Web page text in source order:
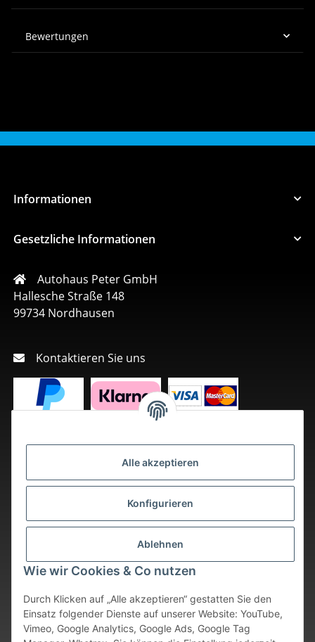
Alle akzeptieren
Konfigurieren
Ablehnen
Wie wir Cookies & Co nutzen
Durch Klicken auf „Alle akzeptieren“ gestatten Sie den
Einsatz folgender Dienste auf unserer Website: YouTube,
Vimeo, Google Analytics, Google Ads, Google Tag
Bewertungen
Informationen
Gesetzliche Informationen
Autohaus Peter GmbH
Hallesche Straße 148
99734 Nordhausen
Kontaktieren Sie uns
Vertrag widerrufen